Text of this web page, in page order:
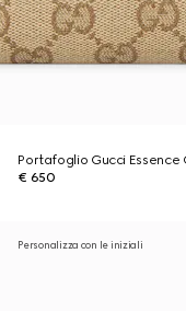
Portafoglio Gucci Essence
€ 650
Personalizza con le iniziali